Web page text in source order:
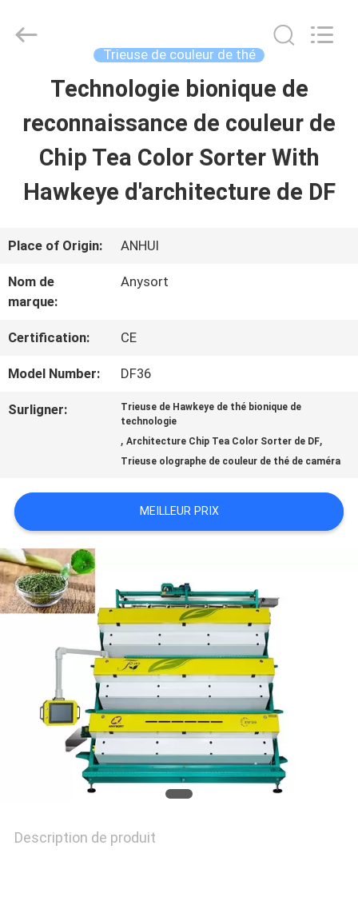
MAISON
PRODUITS
AU
SUJET
DE
NOUS
VISITE
D'USINE
DE
QUALITÉ
CONTACTEZ-
NOUS
NOUVELLES
DEMANDEZ
Jiexun
Reserved.
Trieuse de couleur de thé
Technologie bionique de
reconnaissance de couleur de
Chip Tea Color Sorter With
Hawkeye d'architecture de DF
Place of Origin: ANHUI
Nom de
marque:
Anysort
Certification: CE
Model Number: DF36
Surligner:
Trieuse de Hawkeye de thé bionique de
technologie
,Architecture Chip Tea Color Sorter de DF,
Trieuse olographe de couleur de thé de caméra
MEILLEUR PRIX
Description de produit